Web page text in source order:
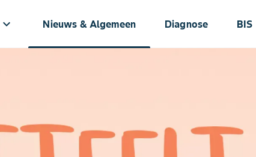
keyboard_arrow_down Nieuws & Algemeen Diagnose BIS